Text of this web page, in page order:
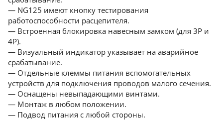
— NG125 имеют кнопку тестирования
работоспособности расцепителя.
— Встроенная блокировка навесным замком (для 3Р и
4Р).
— Визуальный индикатор указывает на аварийное
срабатывание.
— Отдельные клеммы питания вспомогательных
устройств для подключения проводов малого сечения.
— Оснащены невыпадающими винтами.
— Монтаж в любом положении.
— Подвод питания с любой стороны.